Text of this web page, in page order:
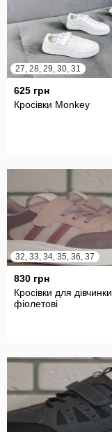
27, 28, 29, 30, 31
625 грн
Кросівки Monkey
32, 33, 34, 35, 36, 37
830 грн
Кросівки для дівчинки
фіолетові